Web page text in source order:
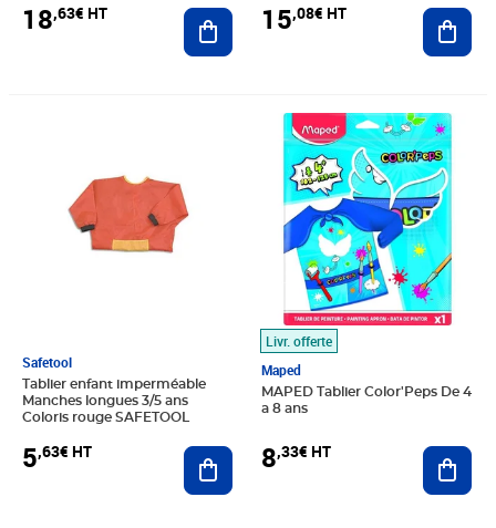
18,63€ HT Ajouter au panier
15,08€ HT
Safetool
Tablier enfant imperméable
Manches longues 3/5 ans
Coloris rouge SAFETOOL
5,63€ HT Ajouter au panier
Livr. offerte
Maped
MAPED Tablier Color'Peps De 4
a 8 ans
8,33€ HT
Prix 8,33€ HT